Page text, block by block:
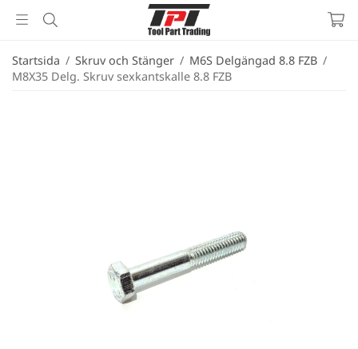
Startsida / Skruv och Stänger / M6S Delgängad 8.8 FZB /
M8X35 Delg. Skruv sexkantskalle 8.8 FZB